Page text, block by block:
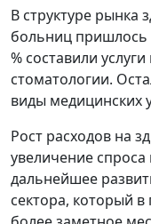
В структуре рынка
больниц пришлось
% составили
стоматологии.
виды медицинских
Рост расходов на
увеличение спроса
дальнейшее
сектора, который